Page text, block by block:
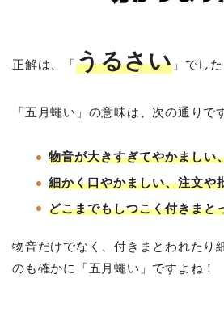
正解は、「うるさい」でした
「五月蠅い」の意味は、次の通りで
物音が大きすぎてやかましい
細かく口やかましい、注文や
どこまでもしつこく付きまと
物音だけでなく、付きまとわれたり
のも確かに「五月蠅い」ですよね！